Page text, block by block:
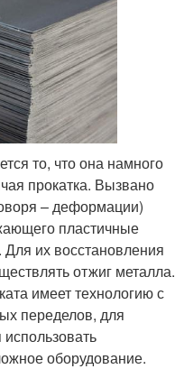
то, что она намного
прокатка. Вызвано
– деформации)
пластичные
Для их восстановления
отжиг металла.
имеет технологию с
переделов, для
оборудование.